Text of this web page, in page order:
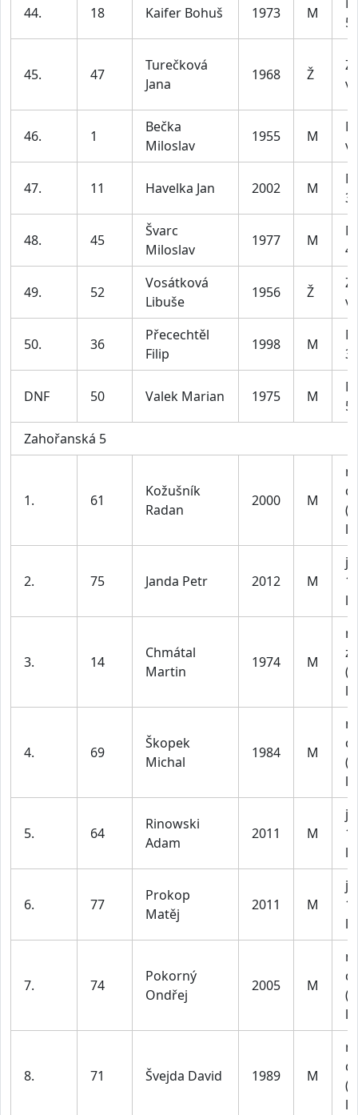
44. 18 Kaifer Bohuš 1973 M
45. 47
Turečková
Jana
1968 Ž
46. 1
Bečka
Miloslav
1955 M
47. 11 Havelka Jan 2002 M
48. 45
Švarc
Miloslav
1977 M
49. 52
Vosátková
Libuše
1956 Ž
50. 36
Přecechtěl
Filip
1998 M
DNF 50 Valek Marian 1975 M
Zahořanská 5
1. 61
Kožušník
Radan
2000 M
2. 75 Janda Petr 2012 M
3. 14
Chmátal
Martin
1974 M
4. 69
Škopek
Michal
1984 M
5. 64
Rinowski
Adam
2011 M
6. 77
Prokop
Matěj
2011 M
7. 74
Pokorný
Ondřej
2005 M
8. 71 Švejda David 1989 M